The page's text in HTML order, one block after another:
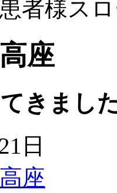
者様ス
座
きまし
日
座